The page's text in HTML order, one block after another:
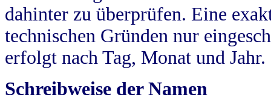
dahinter zu überprüfen. Eine
technischen Gründen nur
erfolgt nach Tag, Monat und Jahr.
Schreibweise der Namen